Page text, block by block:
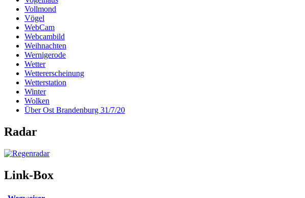
Vollmond
Vögel
WebCam
Webcambild
Weihnachten
Wernigerode
Wetter
Wettererscheinung
Wetterstation
Winter
Wolken
Über Ost Brandenburg 31/7/20
Radar
Link-Box